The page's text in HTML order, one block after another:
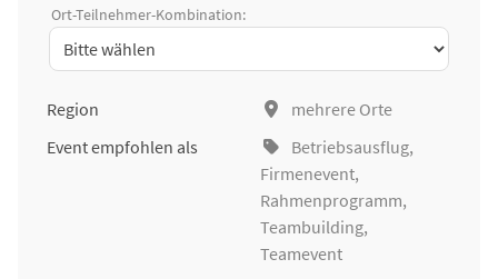
Ort-Teilnehmer-Kombination:
Region
mehrere Orte
Event empfohlen als
Betriebsausflug,
Firmenevent,
Rahmenprogramm,
Teambuilding,
Teamevent